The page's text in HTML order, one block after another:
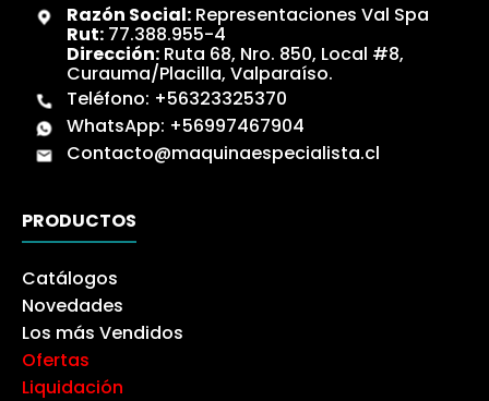
Razón Social:Representaciones Val Spa
Rut:77.388.955-4
Dirección:Ruta 68, Nro. 850, Local #8,
Curauma/Placilla, Valparaíso.
Teléfono: +56323325370
WhatsApp: +56997467904
Contacto@maquinaespecialista.cl
PRODUCTOS
Catálogos
Novedades
Los más Vendidos
Ofertas
Liquidación